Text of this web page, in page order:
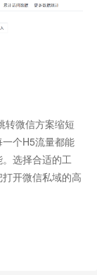
转微信方案缩短
个H5流量都能
选择合适的工
开微信私域的高